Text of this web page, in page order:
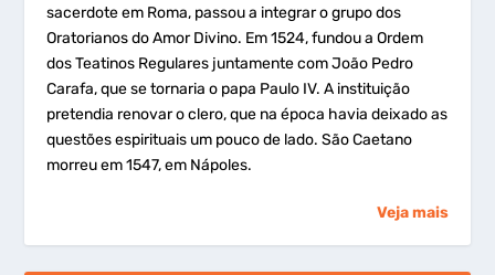
sacerdote em Roma, passou a integrar o grupo dos
Oratorianos do Amor Divino. Em 1524, fundou a Ordem
dos Teatinos Regulares juntamente com João Pedro
Carafa, que se tornaria o papa Paulo IV. A instituição
pretendia renovar o clero, que na época havia deixado as
questões espirituais um pouco de lado. São Caetano
morreu em 1547, em Nápoles.
Veja mais